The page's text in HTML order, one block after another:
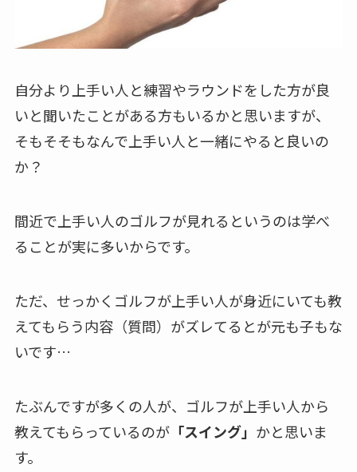
自分より上手い人と練習やラウンドをした方が良
いと聞いたことがある方もいるかと思いますが、
そもそそもなんで上手い人と一緒にやると良いの
か？
間近で上手い人のゴルフが見れるというのは学べ
ることが実に多いからです。
ただ、せっかくゴルフが上手い人が身近にいても教
えてもらう内容（質問）がズレてるとが元も子もな
いです…
たぶんですが多くの人が、ゴルフが上手い人から
教えてもらっているのが「スイング」 かと思いま
す。